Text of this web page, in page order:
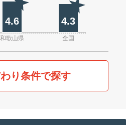
4.6 4.3
和歌山県 全国
り条件で探す